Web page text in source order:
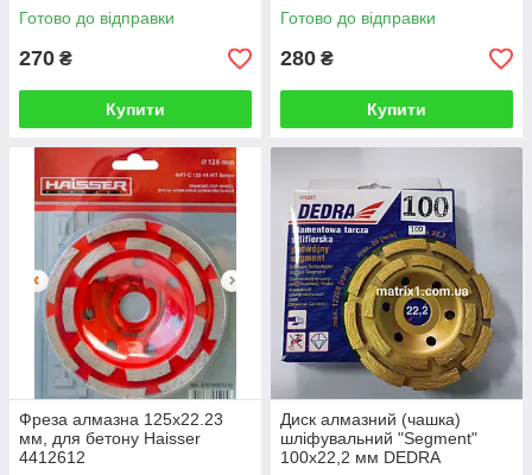
Готово до відправки
270 ₴
Купити
Готово до відправки
280 ₴
Купити
Фреза алмазна 125х22.23
мм, для бетону Haisser
4412612
Диск алмазний (чашка)
шліфувальний "Segment"
100х22,2 мм DEDRA